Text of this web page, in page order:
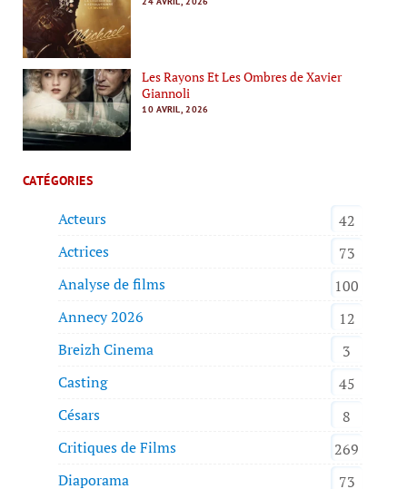
Les Rayons Et Les Ombres de Xavier
Giannoli
10 AVRIL, 2026
CATÉGORIES
Acteurs
42
Actrices
73
Analyse de films
100
Annecy 2026
12
Breizh Cinema
3
Casting
45
Césars
8
Critiques de Films
269
Diaporama
73